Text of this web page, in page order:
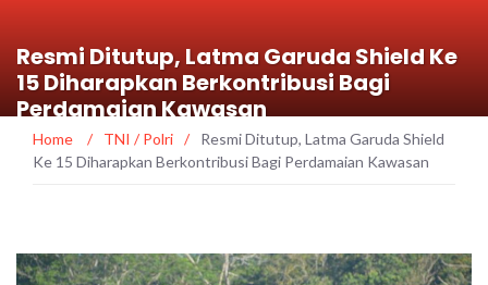
Resmi Ditutup, Latma Garuda Shield Ke
15 Diharapkan Berkontribusi Bagi
Perdamaian Kawasan
Home / TNI / Polri /
Resmi Ditutup, Latma Garuda Shield
Ke 15 Diharapkan Berkontribusi Bagi Perdamaian Kawasan